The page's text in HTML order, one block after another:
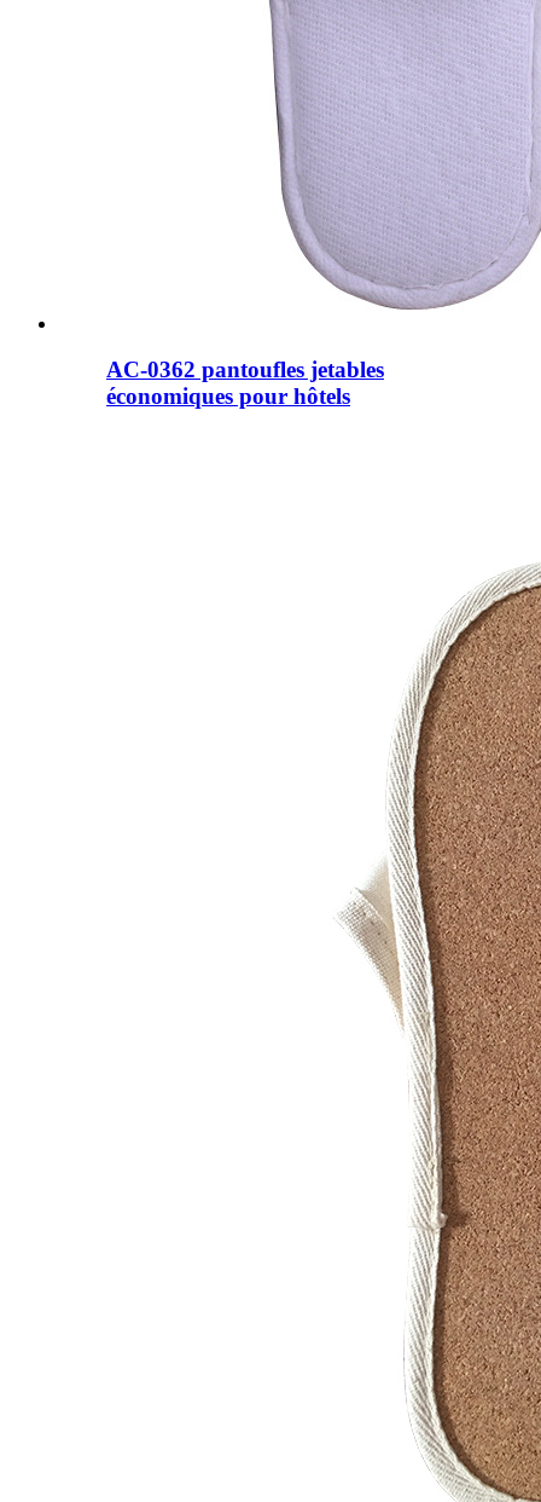
AC-0362 pantoufles jetables
économiques pour hôtels